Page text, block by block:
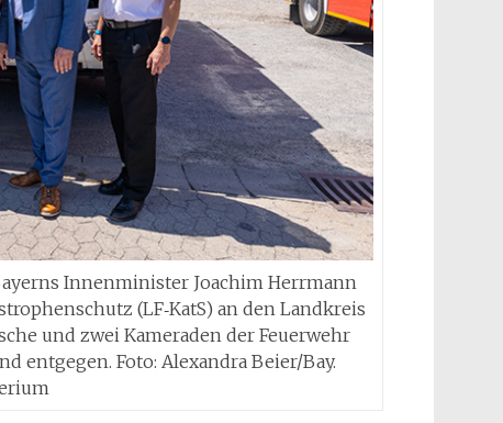
Innenminister Joachim Herrmann
(LF‑KatS) an den Landkreis
und zwei Kameraden der Feuerwehr
entgegen. Foto: Alexandra Beier/Bay.